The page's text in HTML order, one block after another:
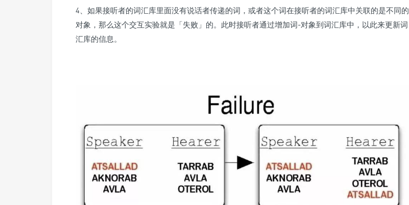
4、如果接听者的词汇库里面没有说话者传递的词，或者这个词在接听者的词汇库中关联的是不同的
对象，那么这个交互实验就是「失败」的。此时接听者通过增加词-对象到词汇库中，以此来更新词
汇库的信息。